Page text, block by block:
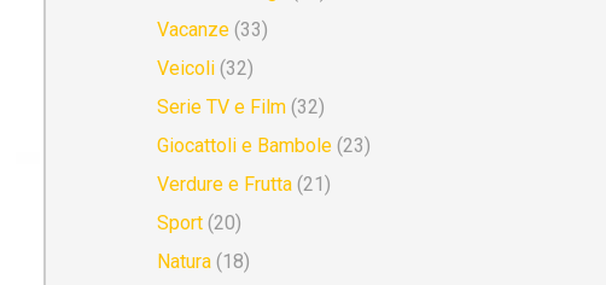
Vacanze (33)
Veicoli (32)
Serie TV e Film (32)
Giocattoli e Bambole (23)
Verdure e Frutta (21)
Sport (20)
Natura (18)